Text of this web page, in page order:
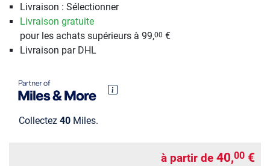
Livraison : Sélectionner
Livraison gratuite
pour les achats supérieurs à 99,00 €
Livraison par DHL
Collectez 40 Miles.
à partir de 40,00 €